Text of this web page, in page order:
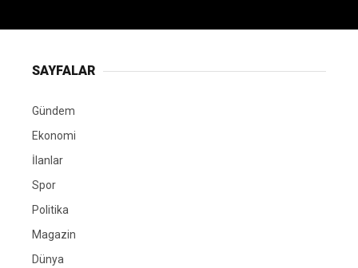
SAYFALAR
Gündem
Ekonomi
İlanlar
Spor
Politika
Magazin
Dünya